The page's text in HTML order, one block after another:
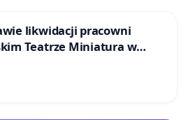
likwidacji pracowni
Teatrze Miniatura w